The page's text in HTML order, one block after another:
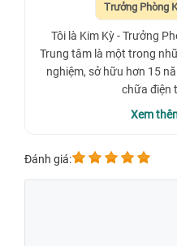
Trưởng Phòng
Tôi là Kim Kỳ - Trưởng
Trung tâm là một trong
nghiệm, sở hữu hơn 15
chữa điện
Xem
Đánh giá: